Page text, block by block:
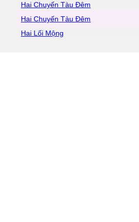
Hai Chuyến Tàu Đêm
Hai Chuyến Tàu Đêm
Hai Lối Mộng